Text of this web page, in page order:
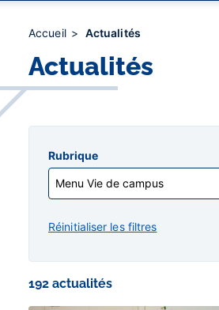
Accueil Actualités
Actualités
Rubrique
Réinitialiser les filtres
192 actualités